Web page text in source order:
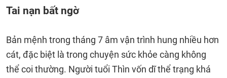
Tai nạn bất ngờ
Bản mệnh trong tháng 7 âm vận trình hung nhiều hơn
cát, đặc biệt là trong chuyện sức khỏe càng không
thể coi thường. Người tuổi Thìn vốn dĩ thể trạng khá